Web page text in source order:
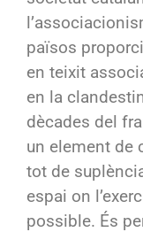
països
en teixit
en la
dècades del
un element de
tot de
espai on
possible. És